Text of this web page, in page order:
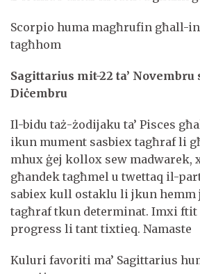
Scorpio huma magħrufin għall-
tagħhom
Sagittarius mit-22 ta’ Novembru
Diċembru
Il-bidu taż-żodijaku ta’ Pisces
ikun mument sasbiex tagħraf li
mhux ġej kollox sew madwarek,
għandek tagħmel u twettaq il-
sabiex kull ostaklu li jkun hemm
tagħraf tkun determinat. Imxi ftit
progress li tant tixtieq. Namaste
Kuluri favoriti ma’ Sagittarius